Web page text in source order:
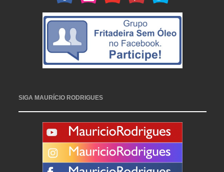
SIGA MAURÍCIO RODRIGUES